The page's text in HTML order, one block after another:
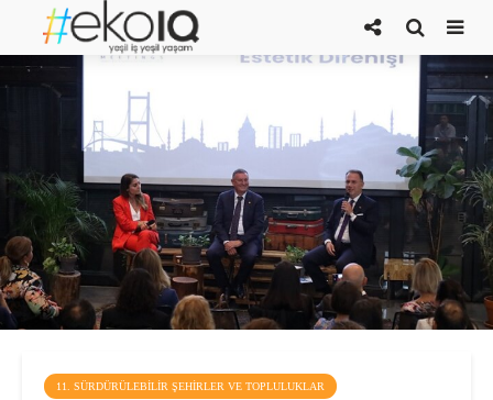
11. SÜRDÜRÜLEBILIR ŞEHIRLER VE TOPLULUKLAR